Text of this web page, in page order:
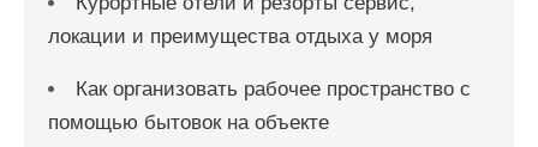
локации и преимущества отдыха у моря
Как организовать рабочее пространство с
помощью бытовок на объекте